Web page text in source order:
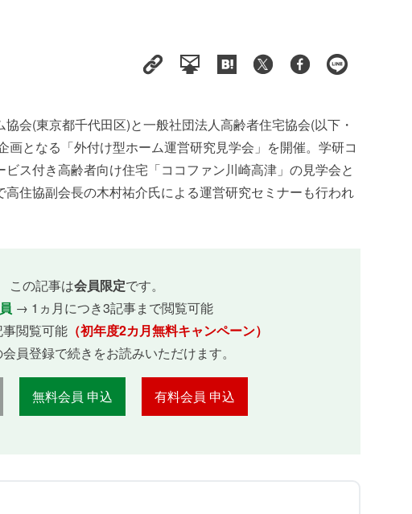
会(東京都千代田区)と一般社団法人高齢者住宅協会(以下・
画となる「外付け型ホーム運営研究見学会」を開催。学研コ
ス付き高齢者向け住宅「ココファン川崎高津」の見学会と
住協副会長の木村祐介氏による運営研究セミナーも行われ
この記事は会員限定です。
→ 1ヵ月につき3記事まで閲覧可能
閲覧可能（初年度2カ月無料キャンペーン）
員登録で続きをお読みいただけます。
無料会員 申込 有料会員 申込